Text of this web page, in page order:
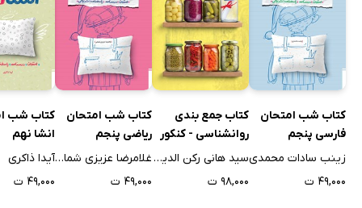
کتاب شب امتحان
فارسی پنجم
زینب سادات محمدی
۴۹,۰۰۰ ت
کتاب جمع بندی
روانشناسی - کنکور
سید هانی رکن الدینی
۹۸,۰۰۰ ت
کتاب شب امتحان
ریاضی پنجم
غلامرضا عزیزی شمامی
۴۹,۰۰۰ ت
کتاب شب
انشا نهم
آیدا ذاکری
۴۹,۰۰۰ ت